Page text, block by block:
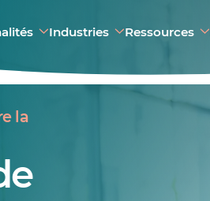
Industries Ressources
la